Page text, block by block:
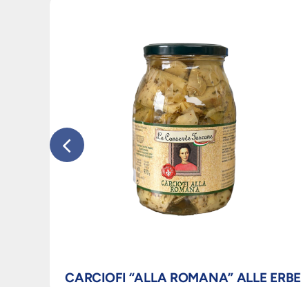
CARCIOFI “ALLA ROMANA” ALLE ERBE